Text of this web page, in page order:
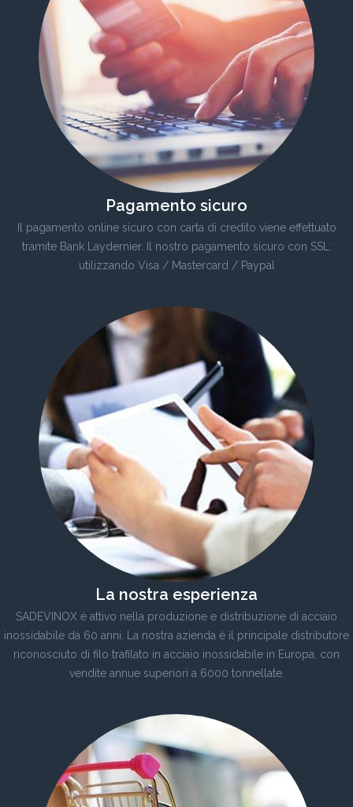
Pagamento sicuro
Il pagamento online sicuro con carta di credito viene effettuato
tramite Bank Laydernier. Il nostro pagamento sicuro con SSL:
utilizzando Visa / Mastercard / Paypal
La nostra esperienza
SADEVINOX è attivo nella produzione e distribuzione di acciaio
inossidabile da 60 anni. La nostra azienda è il principale distributore
riconosciuto di filo trafilato in acciaio inossidabile in Europa, con
vendite annue superiori a 6000 tonnellate.